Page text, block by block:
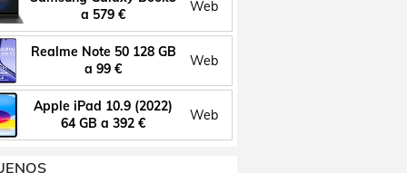
a 579 €
Web
Realme Note 50 128 GB
a 99 €
Web
Apple iPad 10.9 (2022)
64 GB a 392 €
Web